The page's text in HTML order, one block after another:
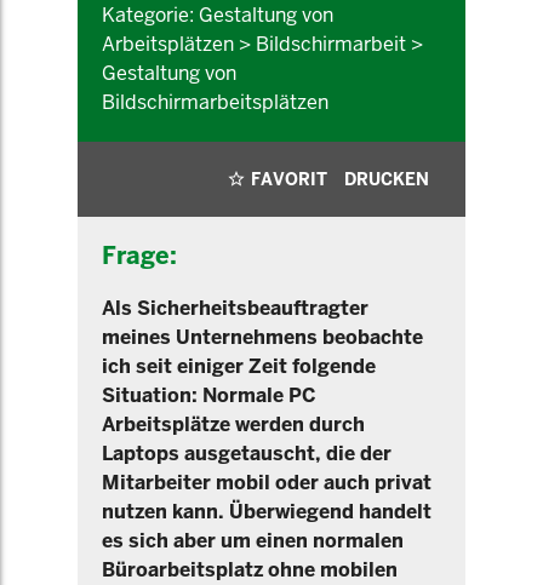
Kategorie: Gestaltung von
Arbeitsplätzen > Bildschirmarbeit >
Gestaltung von
Bildschirmarbeitsplätzen
FAVORIT DRUCKEN
Frage:
Als Sicherheitsbeauftragter
meines Unternehmens beobachte
ich seit einiger Zeit folgende
Situation: Normale PC
Arbeitsplätze werden durch
Laptops ausgetauscht, die der
Mitarbeiter mobil oder auch privat
nutzen kann. Überwiegend handelt
es sich aber um einen normalen
Büroarbeitsplatz ohne mobilen